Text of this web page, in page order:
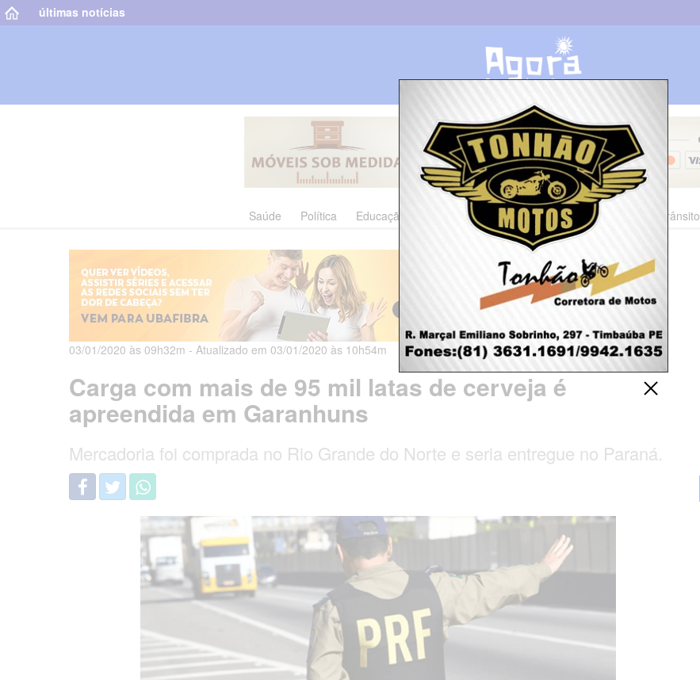
últimas notícias
Saúde Política Educação Cultura Polícia Economia Trânsito
03/01/2020 às 09h32m - Atualizado em 03/01/2020 às 10h54m
Carga com mais de 95 mil latas de cerveja é
apreendida em Garanhuns
Mercadoria foi comprada no Rio Grande do Norte e seria entregue no Paraná.